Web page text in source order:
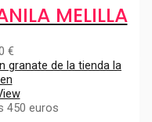
MELILLA
€
450 euros